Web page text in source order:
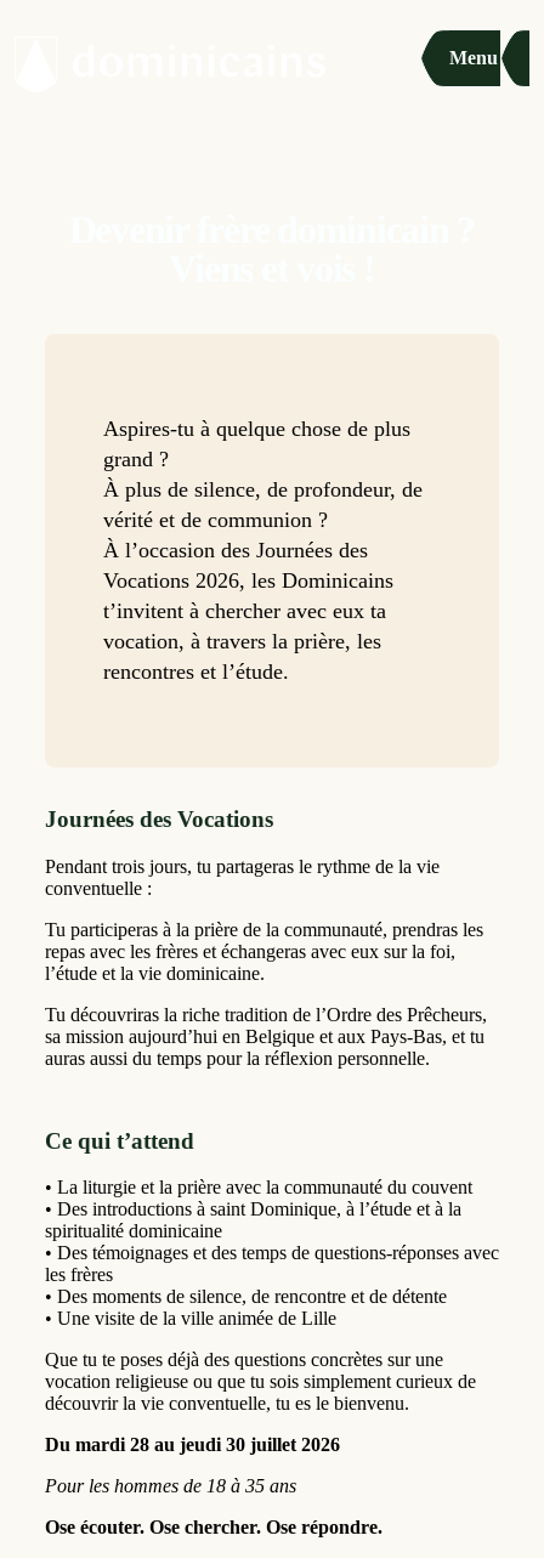
Menu
Aspires-tu à quelque chose de plus
grand ?
À plus de silence, de profondeur, de
vérité et de communion ?
À l’occasion des Journées des
Vocations 2026, les Dominicains
t’invitent à chercher avec eux ta
vocation, à travers la prière, les
rencontres et l’étude.
Journées des Vocations
Pendant trois jours, tu partageras le rythme de la vie
conventuelle :
Tu participeras à la prière de la communauté, prendras les
repas avec les frères et échangeras avec eux sur la foi,
l’étude et la vie dominicaine.
Tu découvriras la riche tradition de l’Ordre des Prêcheurs,
sa mission aujourd’hui en Belgique et aux Pays-Bas, et tu
auras aussi du temps pour la réflexion personnelle.
Ce qui t’attend
• La liturgie et la prière avec la communauté du couvent
• Des introductions à saint Dominique, à l’étude et à la
spiritualité dominicaine
• Des témoignages et des temps de questions-réponses avec
les frères
• Des moments de silence, de rencontre et de détente
• Une visite de la ville animée de Lille
Que tu te poses déjà des questions concrètes sur une
vocation religieuse ou que tu sois simplement curieux de
découvrir la vie conventuelle, tu es le bienvenu.
Du mardi 28 au jeudi 30 juillet 2026
Pour les hommes de 18 à 35 ans
Ose écouter. Ose chercher. Ose répondre.